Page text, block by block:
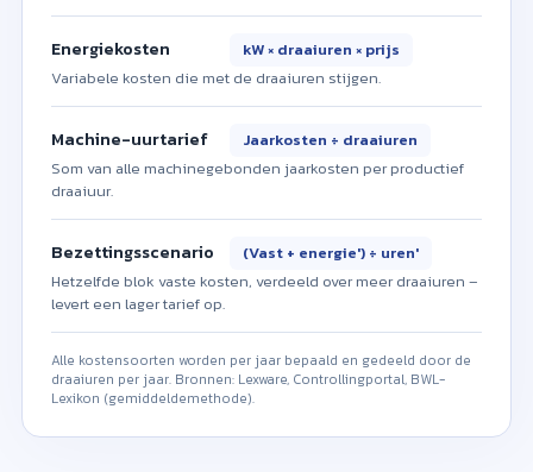
Energiekosten
kW × draaiuren × prijs
Variabele kosten die met de draaiuren stijgen.
Machine-uurtarief
Jaarkosten ÷ draaiuren
Som van alle machinegebonden jaarkosten per productief
draaiuur.
Bezettingsscenario
(Vast + energie′) ÷ uren′
Hetzelfde blok vaste kosten, verdeeld over meer draaiuren –
levert een lager tarief op.
Alle kostensoorten worden per jaar bepaald en gedeeld door de
draaiuren per jaar. Bronnen: Lexware, Controllingportal, BWL-
Lexikon (gemiddeldemethode).